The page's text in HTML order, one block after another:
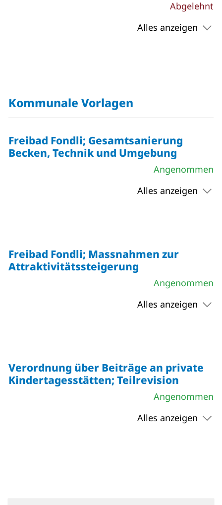
Abgelehnt
Alles anzeigen
Kommunale Vorlagen
Freibad Fondli; Gesamtsanierung
Becken, Technik und Umgebung
Angenommen
Alles anzeigen
Freibad Fondli; Massnahmen zur
Attraktivitätssteigerung
Angenommen
Alles anzeigen
Verordnung über Beiträge an private
Kindertagesstätten; Teilrevision
Angenommen
Alles anzeigen